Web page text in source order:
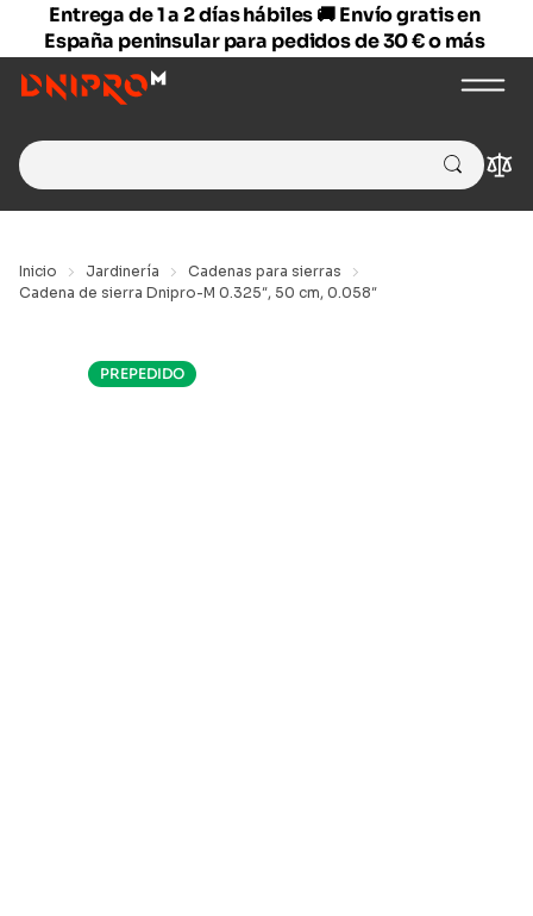
Entrega de 1 a 2 días hábiles 🚚 Envío gratis en
España peninsular para pedidos de 30 € o más
Search
for:
Inicio Jardinería
Cadenas para sierras
Cadena de sierra Dnipro-M 0.325″, 50 cm, 0.058″
PREPEDIDO